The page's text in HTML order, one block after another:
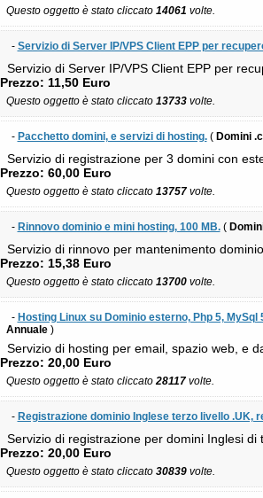
Questo oggetto è stato cliccato 14061 volte.
- Servizio di Server IP/VPS Client EPP per
Servizio di Server IP/VPS Client EPP per
Prezzo: 11,50 Euro
Questo oggetto è stato cliccato 13733volte.
- Pacchetto domini, e servizi di hosting.( Domini
Servizio di registrazione per 3 domini con
Prezzo: 60,00 Euro
Questo oggetto è stato cliccato 13757volte.
- Rinnovo dominio e mini hosting, 100 MB.(
Servizio di rinnovo per mantenimento
Prezzo: 15,38 Euro
Questo oggetto è stato cliccato 13700volte.
- Hosting Linux su Dominio esterno, Php 5, MySql
Annuale)
Servizio di hosting per email, spazio web, e
Prezzo: 20,00 Euro
Questo oggetto è stato cliccato28117volte.
- Registrazione dominio Inglese terzo livello .UK,
Servizio di registrazione per domini Inglesi
Prezzo: 20,00 Euro
Questo oggetto è stato cliccato 30839volte.